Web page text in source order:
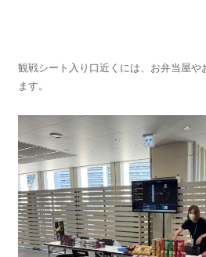
観戦シート入り口近くには、お弁当屋や
ます。